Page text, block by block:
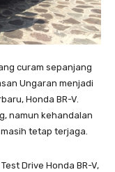
curam sepanjang
Ungaran menjadi
Honda BR-V.
namun kehandalan
tetap terjaga.
Drive Honda BR-V,